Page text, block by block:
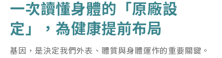
一次讀懂身體的「原廠設
定」，為健康提前布局
基因，是決定我們外表、體質與身體運作的重要關鍵。